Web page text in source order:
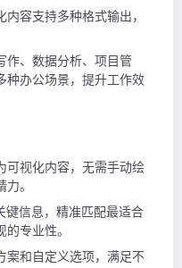
内容支持多种格式输出，
作、数据分析、项目管
种办公场景，提升工作效
可视化内容，无需手动绘
。
键信息，精准匹配最适合
专业性。
案和自定义选项，满足不